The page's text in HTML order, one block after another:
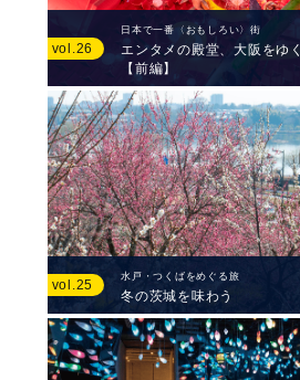
vol.26
日本で一番〈おもしろい〉街
エンタメの殿堂、大阪をゆく
【前編】
vol.25
水戸・つくばをめぐる旅
冬の茨城を味わう